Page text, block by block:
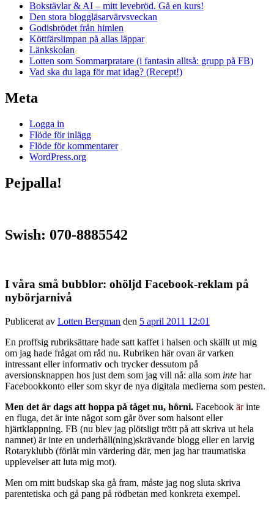
Bokstävlar & AI – mitt levebröd. Gå en kurs!
Den stora bloggläsarvärvsveckan
Godisbrödet från himlen
Köttfärslimpan på allas läppar
Länkskolan
Lotten som Sommarpratare (i fantasin alltså: grupp på FB)
Vad ska du laga för mat idag? (Recept!)
Meta
Logga in
Flöde för inlägg
Flöde för kommentarer
WordPress.org
Pejpalla!
Swish: 070-8885542
I våra små bubblor: ohöljd Facebook-reklam på
nybörjarnivå
Publicerat av Lotten Bergman den 5 april 2011 12:01
En proffsig rubriksättare hade satt kaffet i halsen och skällt ut mig
om jag hade frågat om råd nu. Rubriken här ovan är varken
intressant eller informativ och trycker dessutom på
aversionsknappen hos just dem som jag vill nå: alla som inte har
Facebookkonto eller som skyr de nya digitala medierna som pesten.
Men det är dags att hoppa på tåget nu, hörni. Facebook ärinte
en fluga, det är inte något som går över som halsont eller
hjärtklappning. FB (nu blev jag plötsligt trött på att skriva ut hela
namnet) är inte en underhåll(ning)skrävande blogg eller en larvig
Rotaryklubb (förlåt min värdering där, men jag har traumatiska
upplevelser att luta mig mot).
Men om mitt budskap ska gå fram, måste jag nog sluta skriva
parentetiska och gå pang på rödbetan med konkreta exempel.